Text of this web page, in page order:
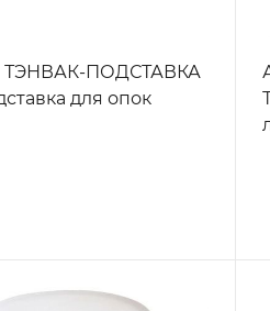
ТЭНВАК-ПОДСТАВКА
для опок